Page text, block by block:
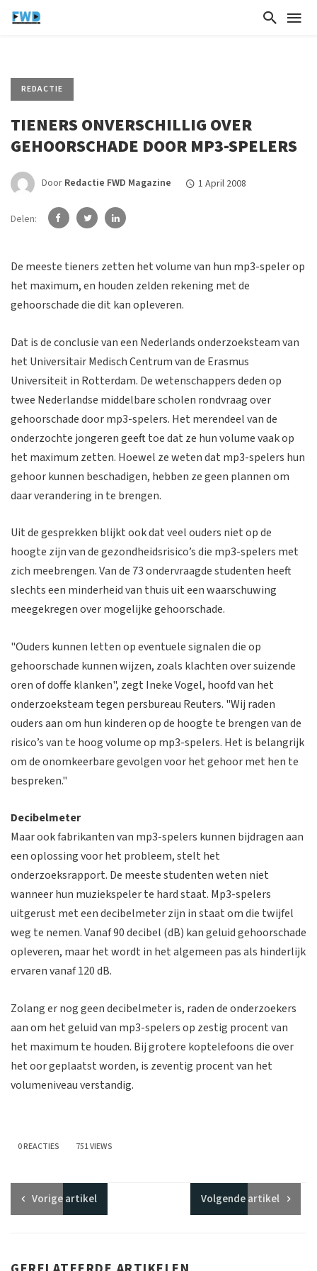
REDACTIE
TIENERS ONVERSCHILLIG OVER
GEHOORSCHADE DOOR MP3-SPELERS
Door Redactie FWD Magazine 1 April 2008
Delen:
De meeste tieners zetten het volume van hun mp3-speler op
het maximum, en houden zelden rekening met de
gehoorschade die dit kan opleveren.
Dat is de conclusie van een Nederlands onderzoeksteam van
het Universitair Medisch Centrum van de Erasmus
Universiteit in Rotterdam. De wetenschappers deden op
twee Nederlandse middelbare scholen rondvraag over
gehoorschade door mp3-spelers. Het merendeel van de
onderzochte jongeren geeft toe dat ze hun volume vaak op
het maximum zetten. Hoewel ze weten dat mp3-spelers hun
gehoor kunnen beschadigen, hebben ze geen plannen om
daar verandering in te brengen.
Uit de gesprekken blijkt ook dat veel ouders niet op de
hoogte zijn van de gezondheidsrisico’s die mp3-spelers met
zich meebrengen. Van de 73 ondervraagde studenten heeft
slechts een minderheid van thuis uit een waarschuwing
meegekregen over mogelijke gehoorschade.
"Ouders kunnen letten op eventuele signalen die op
gehoorschade kunnen wijzen, zoals klachten over suizende
oren of doffe klanken", zegt Ineke Vogel, hoofd van het
onderzoeksteam tegen persbureau Reuters. "Wij raden
ouders aan om hun kinderen op de hoogte te brengen van de
risico’s van te hoog volume op mp3-spelers. Het is belangrijk
om de onomkeerbare gevolgen voor het gehoor met hen te
bespreken."
Decibelmeter
Maar ook fabrikanten van mp3-spelers kunnen bijdragen aan
een oplossing voor het probleem, stelt het
onderzoeksrapport. De meeste studenten weten niet
wanneer hun muziekspeler te hard staat. Mp3-spelers
uitgerust met een decibelmeter zijn in staat om die twijfel
weg te nemen. Vanaf 90 decibel (dB) kan geluid gehoorschade
opleveren, maar het wordt in het algemeen pas als hinderlijk
ervaren vanaf 120 dB.
Zolang er nog geen decibelmeter is, raden de onderzoekers
aan om het geluid van mp3-spelers op zestig procent van
het maximum te houden. Bij grotere koptelefoons die over
het oor geplaatst worden, is zeventig procent van het
volumeniveau verstandig.
0 REACTIES 751 VIEWS
Vorigeartikel Volgendeartikel